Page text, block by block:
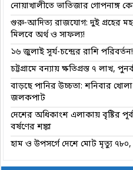
নোয়াখালীতে ভাতিজার গোপনাঙ্গ
গুরু-আদিত্য রাজযোগ: দুই গ্রহের
মিলবে অর্থ ও সাফল্য!
১৬ জুলাই সূর্য-চন্দ্রের রাশি
চট্টগ্রামে বন্যায় ক্ষতিগ্রস্ত ৭ লাখ,
বাড়ছে পানির উচ্চতা: শনিবার খোলা
জলকপাট
দেশের অধিকাংশ এলাকায় বৃষ্টির
বর্ষণের শঙ্কা
হাম ও উপসর্গে দেশে মোট মৃত্যু